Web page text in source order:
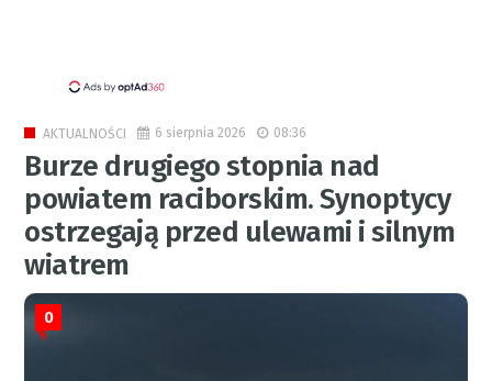
AKTUALNOŚCI 6 sierpnia 2026 08:36
Burze drugiego stopnia nad
powiatem raciborskim. Synoptycy
ostrzegają przed ulewami i silnym
wiatrem
0